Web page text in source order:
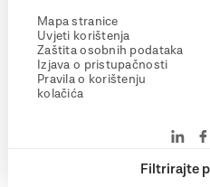
Filtrirajte
Mapa stranice
Uvjeti korištenja
Zaštita osobnih podataka
Izjava o pristupačnosti
Pravila o korištenju
kolačića